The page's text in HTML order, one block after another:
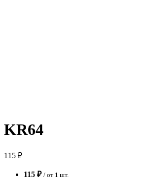
KR64
115 ₽
115 ₽ / от 1 шт.